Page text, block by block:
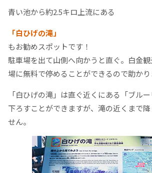
青い池から約2.5キロ上流にある
「白ひげの滝」
もお勧めスポットです！
駐車場を出て山側へ向かうと直ぐ。白金
場に無料で停めることができるので助かり
「白ひげの滝」は直ぐ近くにある「ブル
下ろすことができますが、滝の近くまで
せん。